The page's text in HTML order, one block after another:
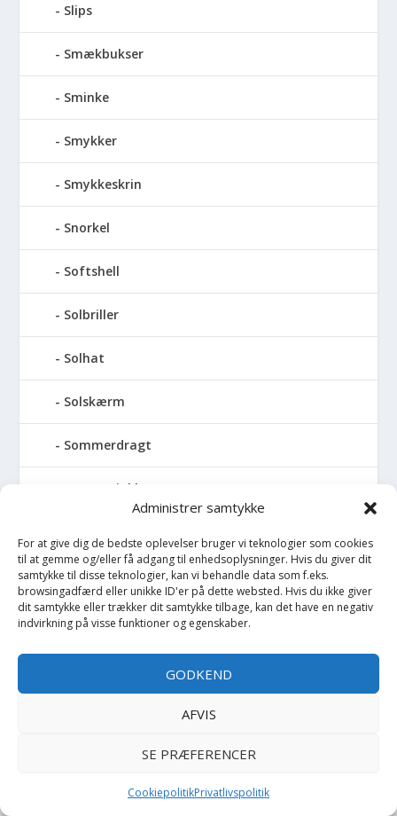
Administrer samtykke
For at give dig de bedste oplevelser bruger vi teknologier som cookies
til at gemme og/eller få adgang til enhedsoplysninger. Hvis du giver dit
samtykke til disse teknologier, kan vi behandle data som f.eks.
browsingadfærd eller unikke ID'er på dette websted. Hvis du ikke giver
dit samtykke eller trækker dit samtykke tilbage, kan det have en negativ
indvirkning på visse funktioner og egenskaber.
GODKEND
AFVIS
SE PRÆFERENCER
CookiepolitikPrivatlivspolitik
Slips
Smækbukser
Sminke
Smykker
Smykkeskrin
Snorkel
Softshell
Solbriller
Solhat
Solskærm
Sommerdragt
Sommerjakke
Spand
Sparegris